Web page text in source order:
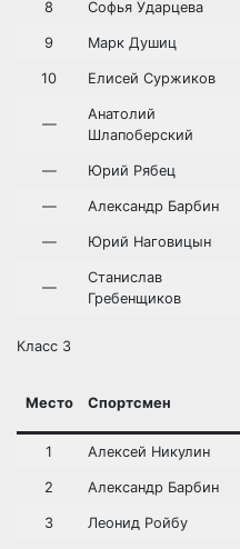
8 Софья Ударцева
9 Марк Душиц
10 Елисей Суржиков
—
Анатолий
Шлапоберский
— Юрий Рябец
— Александр Барбин
— Юрий Наговицын
—
Станислав
Гребенщиков
Класс 3
Место Спортсмен
1 Алексей Никулин
2 Александр Барбин
3 Леонид Ройбу